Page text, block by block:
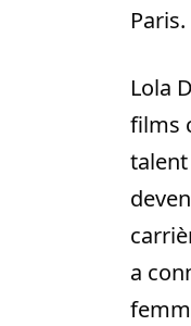
Paris.
Lola
films
talent
a